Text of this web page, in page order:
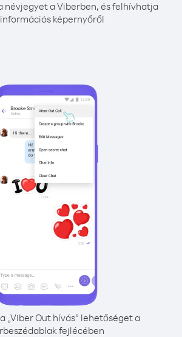
névjegyet a Viberben, és felhívhatja
képernyőről
„Viber Out hívás” lehetőséget a
fejlécében